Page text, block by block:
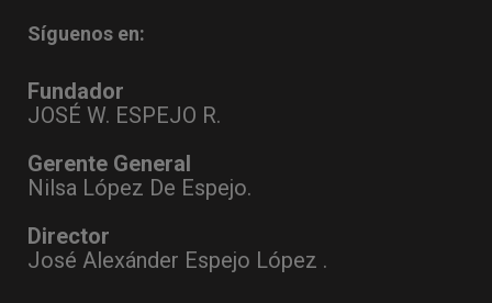
Síguenos en:
Fundador
JOSÉ W. ESPEJO R.
Gerente General
Nilsa López De Espejo.
Director
José Alexánder Espejo López .